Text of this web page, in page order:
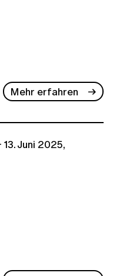
Mehr erfahren
Juni 2025,